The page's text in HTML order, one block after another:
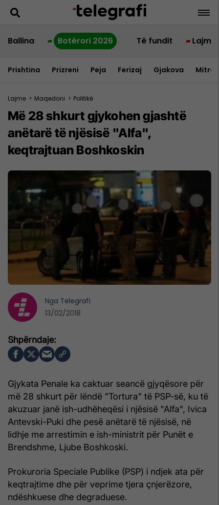
Ballina Botërori 2026 Të fundit Lajme
Prishtina Prizreni Peja Ferizaj Gjakova
Lajme > Maqedoni > Politikë
Më 28 shkurt gjykohen gjashtë
anëtarë të njësisë "Alfa",
keqtrajtuan Boshkoskin
Gjykata Penale ka caktuar seancë gjyqësore për
më 28 shkurt për lëndë "Tortura" të PSP-së, ku të
akuzuar janë ish-udhëheqësi i njësisë "Alfa", Ivica
Antevski-Puki dhe pesë anëtarë të njësisë, në
lidhje me arrestimin e ish-ministrit për Punët e
Brendshme, Ljube Boshkoski.
Prokuroria Speciale Publike (PSP) i ndjek ata për
keqtrajtime dhe për veprime tjera çnjerëzore,
ndëshkuese dhe degraduese.
Nga Telegrafi
13/02/2018